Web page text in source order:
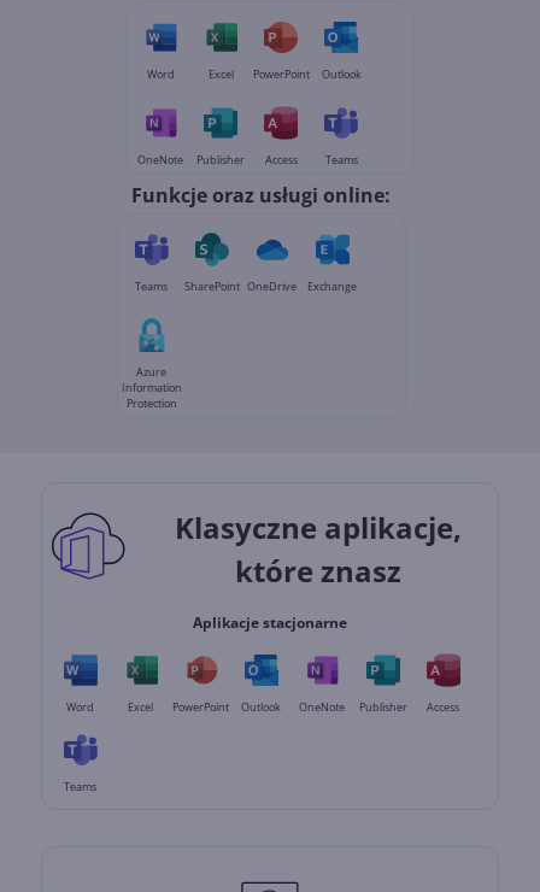
Word Excel PowerPoint Outlook
OneNote Publisher Access Teams
Funkcje oraz usługi online:
Teams SharePoint OneDrive Exchange
Azure
Information
Protection
Klasyczne aplikacje,
które znasz
Aplikacje stacjonarne
Word Excel PowerPoint Outlook OneNote Publisher Access
Teams